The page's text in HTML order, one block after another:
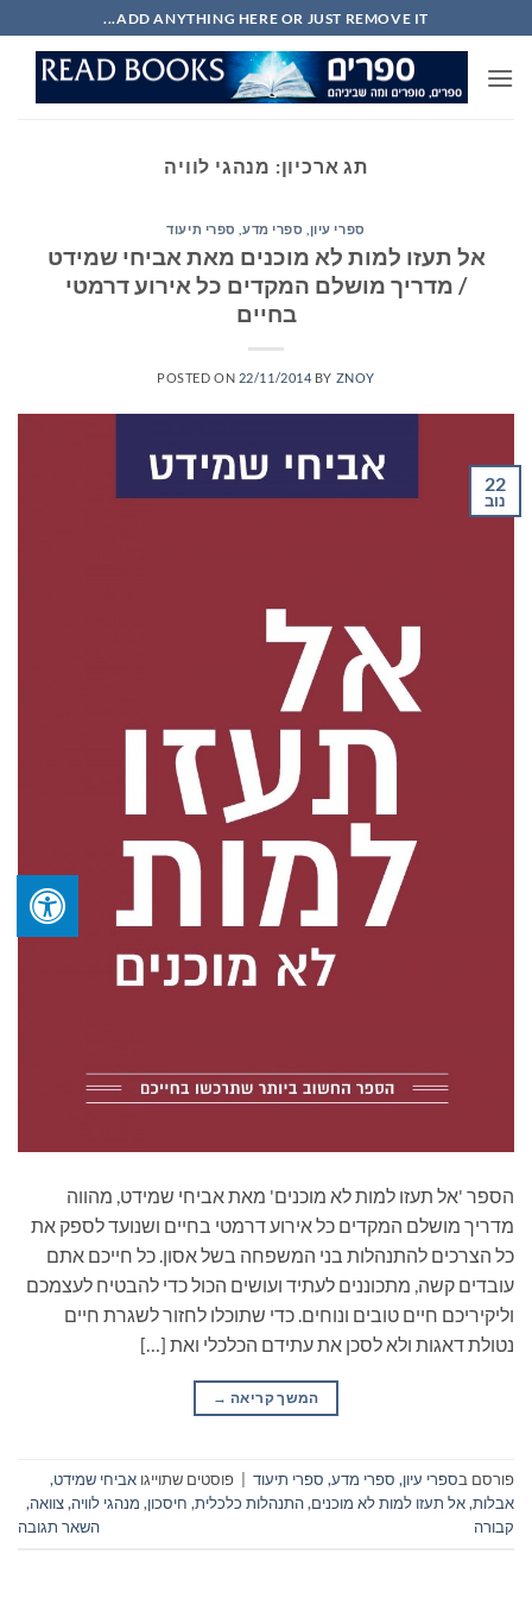
to
content
ADD ANYTHING HERE OR JUST REMOVE IT...
תג ארכיון: מנהגי לוויה
ספרי עיון, ספרי מדע, ספרי תיעוד
אל תעזו למות לא מוכנים מאת אביחי שמידט
/ מדריך מושלם המקדים כל אירוע דרמטי
בחיים
POSTED ON 22/11/2014 BY ZNOY
22
נוב
הספר 'אל תעזו למות לא מוכנים' מאת אביחי שמידט, מהווה
מדריך מושלם המקדים כל אירוע דרמטי בחיים ושנועד לספק את
כל הצרכים להתנהלות בני המשפחה בשל אסון. כל חייכם אתם
עובדים קשה, מתכוננים לעתיד ועושים הכול כדי להבטיח לעצמכם
וליקיריכם חיים טובים ונוחים. כדי שתוכלו לחזור לשגרת חיים
נטולת דאגות ולא לסכן את עתידם הכלכלי ואת […]
המשך קריאה →
פורסם בספרי עיון, ספרי מדע, ספרי תיעוד פוסטים שתוייגו אביחי שמידט,
אבלות,אל תעזו למות לא מוכנים,התנהלות כלכלית, חיסכון, מנהגי לוויה,צוואה,
קבורה
השאר תגובה